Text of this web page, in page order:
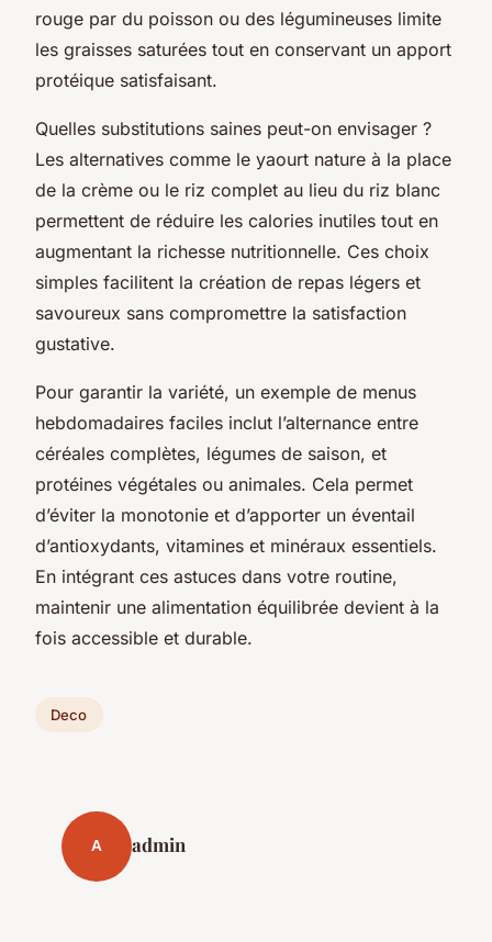
rouge par du poisson ou des légumineuses limite
les graisses saturées tout en conservant un apport
protéique satisfaisant.
Quelles substitutions saines peut-on envisager ?
Les alternatives comme le yaourt nature à la place
de la crème ou le riz complet au lieu du riz blanc
permettent de réduire les calories inutiles tout en
augmentant la richesse nutritionnelle. Ces choix
simples facilitent la création de repas légers et
savoureux sans compromettre la satisfaction
gustative.
Pour garantir la variété, un exemple de menus
hebdomadaires faciles inclut l’alternance entre
céréales complètes, légumes de saison, et
protéines végétales ou animales. Cela permet
d’éviter la monotonie et d’apporter un éventail
d’antioxydants, vitamines et minéraux essentiels.
En intégrant ces astuces dans votre routine,
maintenir une alimentation équilibrée devient à la
fois accessible et durable.
Deco
A admin